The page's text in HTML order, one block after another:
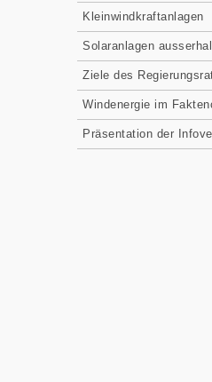
Kleinwindkraftanlagen
Solaranlagen
Ziele des
Windenergie im
Präsentation der